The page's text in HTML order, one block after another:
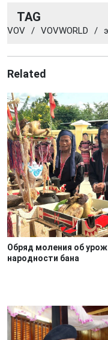
TAG
VOV / VOVWORLD /
Related
Обряд моления об
народности бана